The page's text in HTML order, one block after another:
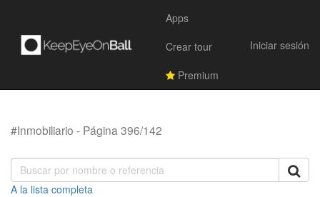
Apps
Crear tour
Premium
Iniciar sesión
#Inmobiliario - Página 396/142
A la lista completa